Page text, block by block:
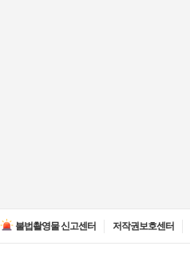
불법촬영물 신고센터 저작권보호센터